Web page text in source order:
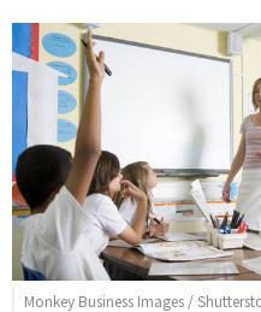
Monkey Business Images /